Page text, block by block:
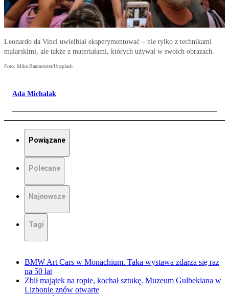
Leonardo da Vinci uwielbiał eksperymentować – nie tylko z technikami
malarskimi, ale także z materiałami, których używał w swoich obrazach.
Foto: Mika Baumeister/Unsplash
Ada Michalak
Powiązane
Polecane
Najnowsze
Tagi
BMW Art Cars w Monachium. Taka wystawa zdarza się raz
na 50 lat
Zbił majątek na ropie, kochał sztukę. Muzeum Gulbekiana w
Lizbonie znów otwarte